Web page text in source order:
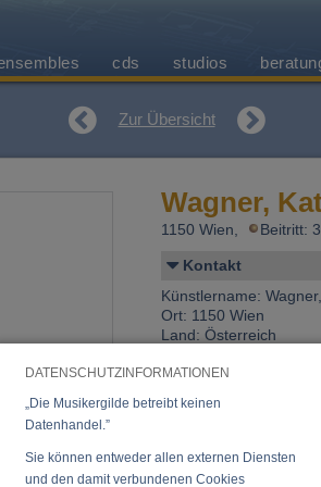
DATENSCHUTZINFORMATIONEN
„Die Musikergilde betreibt keinen
Datenhandel.”
Sie können entweder allen externen Diensten
und den damit verbundenen Cookies
cds studios
Zur Übersicht
Wagner,
1150 Wien, Beitritt:
Kontakt
Künstlername:
Ort: 1150 Wien
Land: Österreich
Telefon 1: +43 (0)650
E-Mail:ripsi@gmx.at
https://
Vocal –